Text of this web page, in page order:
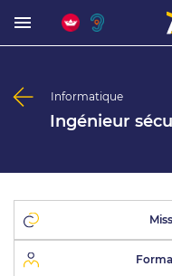
Informatique
Ingénieur